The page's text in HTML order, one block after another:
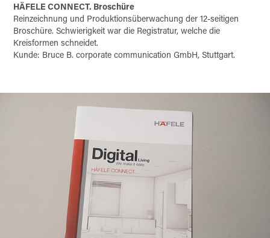
HÄFELE CONNECT. Broschüre
Reinzeichnung und Produktionsüberwachung der 12-seitigen
Broschüre. Schwierigkeit war die Registratur, welche die
Kreisformen schneidet.
Kunde: Bruce B. corporate communication GmbH, Stuttgart.